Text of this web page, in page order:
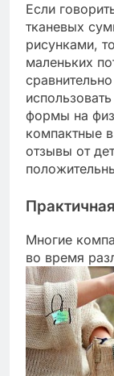
Если
тканевых
рисунками,
маленьких
формы на
компактные
отзывы от
Многие
во время